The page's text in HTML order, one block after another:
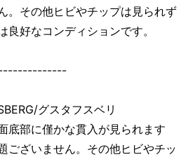
。その他ヒビやチップは見られず
良好なコンディションです。
グスタフスベリ
に僅かな貫入が見られます
ございません。その他ヒビやチッ